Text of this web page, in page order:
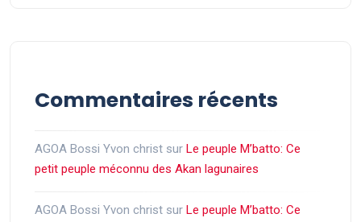
Commentaires récents
AGOA Bossi Yvon christ sur Le peuple M’batto: Ce
petit peuple méconnu des Akan lagunaires
AGOA Bossi Yvon christ sur Le peuple M’batto: Ce